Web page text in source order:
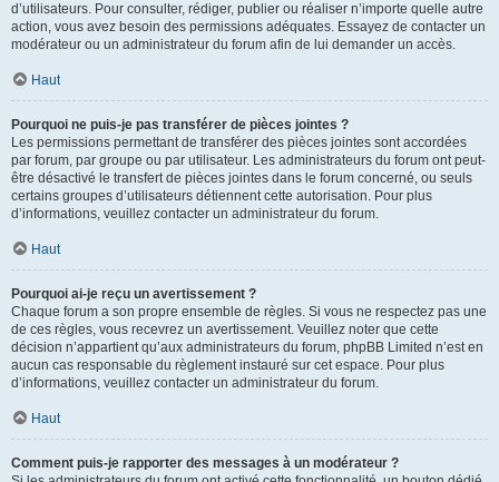
d’utilisateurs. Pour consulter, rédiger, publier ou réaliser n’importe quelle autre
action, vous avez besoin des permissions adéquates. Essayez de contacter un
modérateur ou un administrateur du forum afin de lui demander un accès.
Haut
Pourquoi ne puis-je pas transférer de pièces jointes ?
Les permissions permettant de transférer des pièces jointes sont accordées
par forum, par groupe ou par utilisateur. Les administrateurs du forum ont peut-
être désactivé le transfert de pièces jointes dans le forum concerné, ou seuls
certains groupes d’utilisateurs détiennent cette autorisation. Pour plus
d’informations, veuillez contacter un administrateur du forum.
Haut
Pourquoi ai-je reçu un avertissement ?
Chaque forum a son propre ensemble de règles. Si vous ne respectez pas une
de ces règles, vous recevrez un avertissement. Veuillez noter que cette
décision n’appartient qu’aux administrateurs du forum, phpBB Limited n’est en
aucun cas responsable du règlement instauré sur cet espace. Pour plus
d’informations, veuillez contacter un administrateur du forum.
Haut
Comment puis-je rapporter des messages à un modérateur ?